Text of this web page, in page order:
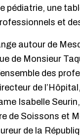
pédiatrie, une
et
autour de
de Monsieur
des
de
Isabelle
de Soissons et
de la